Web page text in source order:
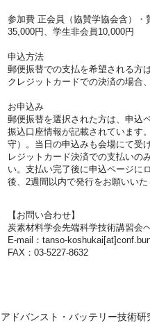
参加費 正会員（協賛学協会含）・
35,000円、学生非会員10,000円
申込方法
郵便振替での支払を希望される方
クレジットカードでの決済の場合
お申込み
郵便振替を選択された方は、申込
振込口座情報が記載されています
守）。当日の申込みも会場にて受
レジットカード決済での支払いの
い。支払い完了後に申込ページに
後、2週間以内で発行をお願いいた
【お問い合わせ】
炭素材料学会先端科学技術講習会
E-mail：tanso-
FAX：03-5227-8632
アドバンスト・バッテリー技術